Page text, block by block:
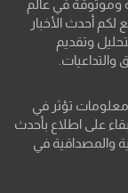
في عالم
لكم أحدث الأخبار
وتقديم
معلومات تؤثر في
على اطلاع بأحدث
والمصداقية في